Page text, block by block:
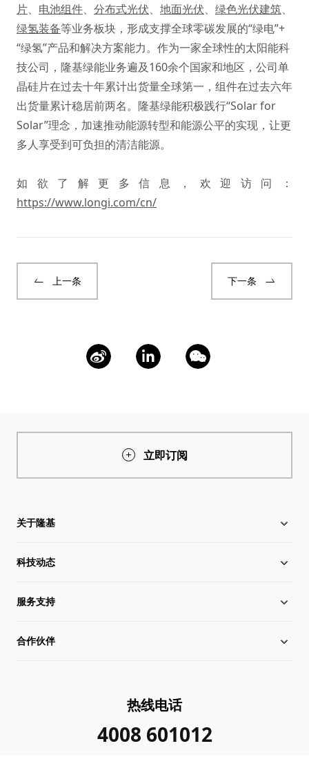
片、 电池组件、 分布式光伏、 地面光伏、 绿色光伏建筑、
绿氢装备等业务板块，形成支撑全球零碳发展的“绿电”+
“绿氢”产品和解决方案能力。作为一家全球性的太阳能科
技公司，隆基绿能业务遍及160余个国家和地区，公司单
晶硅片在过去十年累计出货量全球第一，组件在过去六年
出货量累计稳居前两名。隆基绿能积极践行“Solar for
Solar”理念，加速推动能源转型和能源公平的实现，让更
多人享受到可负担的清洁能源。
如欲了解更多信息，欢迎访问：
https://www.longi.com/cn/
上一条 下一条
立即订阅
关于隆基
关于隆基
全球化布局
管理层信息
科技动态
硅片价格
行业动态
服务支持
下载中心
合作伙伴
热线电话
4008 601012